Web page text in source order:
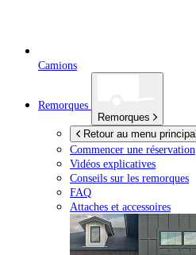
Camions
Remorques
Remorques
Retour au menu principal
Commencer une réservation
Vidéos explicatives
Conseils sur les remorques
FAQ
Attaches et accessoires